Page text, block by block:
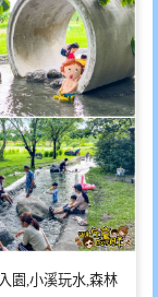
園,小溪玩水,森林